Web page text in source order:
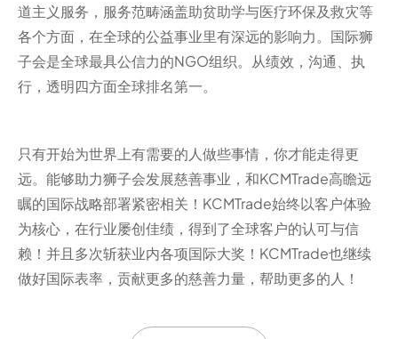
道主义服务，服务范畴涵盖助贫助学与医疗环保及救灾等
各个方面，在全球的公益事业里有深远的影响力。国际狮
子会是全球最具公信力的NGO组织。从绩效，沟通、执
行，透明四方面全球排名第一。
只有开始为世界上有需要的人做些事情，你才能走得更
远。能够助力狮子会发展慈善事业，和KCMTrade高瞻远
瞩的国际战略部署紧密相关！KCMTrade始终以客户体验
为核心，在行业屡创佳绩，得到了全球客户的认可与信
赖！并且多次斩获业内各项国际大奖！KCMTrade也继续
做好国际表率，贡献更多的慈善力量，帮助更多的人！